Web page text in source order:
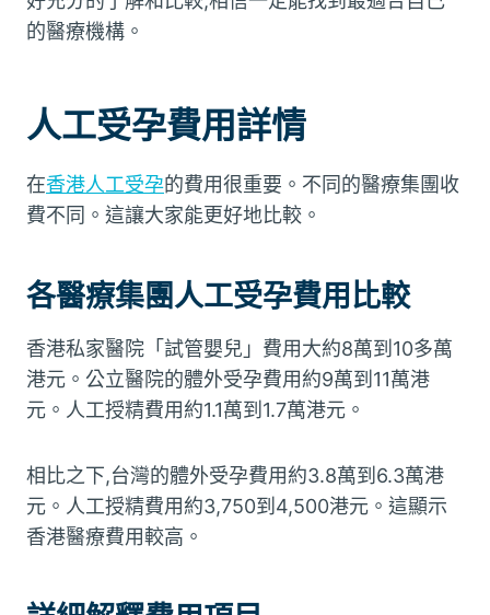
的醫療機構。
人工受孕費用詳情
在香港人工受孕的費用很重要。不同的醫療集團收
費不同。這讓大家能更好地比較。
各醫療集團人工受孕費用比較
香港私家醫院「試管嬰兒」費用大約8萬到10多萬
港元。公立醫院的體外受孕費用約9萬到11萬港
元。人工授精費用約1.1萬到1.7萬港元。
相比之下,台灣的體外受孕費用約3.8萬到6.3萬港
元。人工授精費用約3,750到4,500港元。這顯示
香港醫療費用較高。